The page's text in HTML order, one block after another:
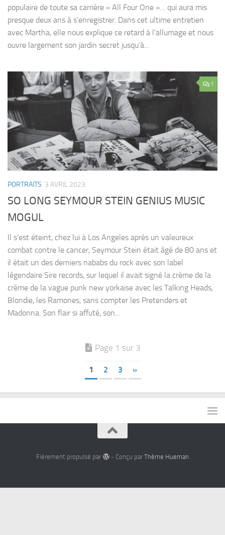
populaire de toute sa carrière « All Four One »… qui aura mis
presque deux ans à s’enregistrer. Dans cet ultime entretien
avec Martha, elle nous explique ce retard à l’allumage et nous
ouvre largement son jardin secret jusqu’à...
1
PORTRAITS 3 AVRIL 2023
SO LONG SEYMOUR STEIN GENIUS MUSIC
MOGUL
Il s’est éteint, chez lui à Los Angeles après un valeureux
combat contre le cancer, Seymour Stein était âgé de 80 ans et
il était un des derniers nababs du rock avec son label
légendaire Sire records, sur lequel il avait signé la crème de la
crème de la vague punk new yorkaise avec les Talking Heads,
Blondie, les Ramones, sans compter les Pretenders et
Madonna. Son flair si affuté, son...
Page 1 sur 3
1 2 3 »
Fièrement propulsé par - Conçu par Thème Hueman